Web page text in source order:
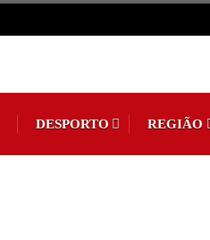
DESPORTO REGIÃO